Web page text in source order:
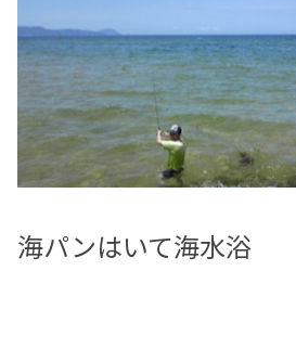
海パンはいて海水浴